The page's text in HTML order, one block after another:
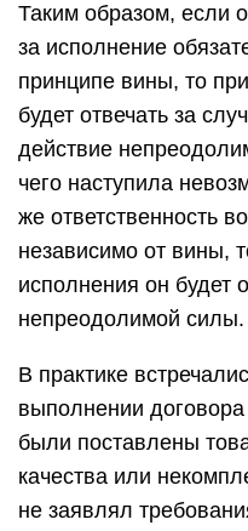
Таким образом, если
за исполнение
принципе вины, то
будет отвечать за
действие
чего наступила
же ответственность
независимо от вины,
исполнения он будет
непреодолимой силы.
В практике
выполнении
были поставлены
качества или
не заявлял